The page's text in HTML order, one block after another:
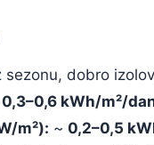
sezonu, dobro
0,3–0,6 kWh/m²/
m²): ~ 0,2–0,5